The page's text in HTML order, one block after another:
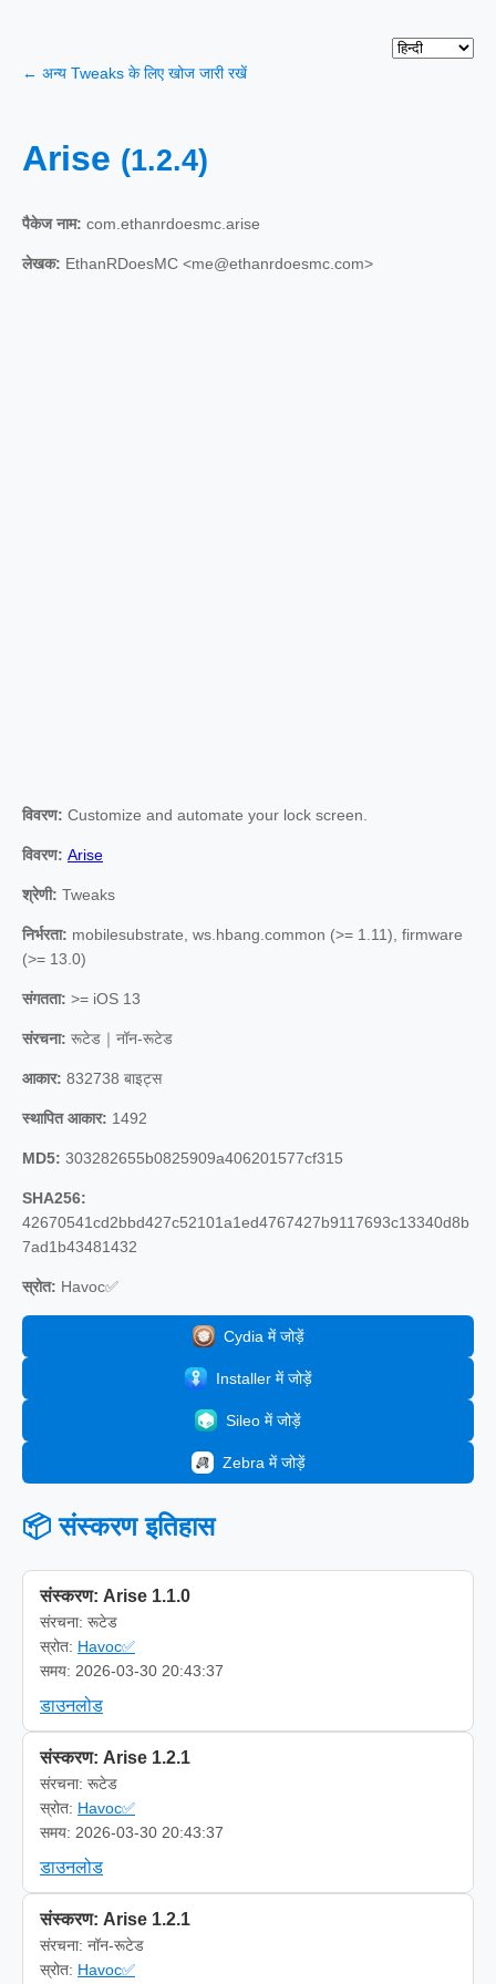
← अन्य Tweaks के लिए खोज जारी रखें
Arise (1.2.4)
पैकेज नाम: com.ethanrdoesmc.arise
लेखक: EthanRDoesMC <me@ethanrdoesmc.com>
विवरण: Customize and automate your lock screen.
विवरण: Arise
श्रेणी: Tweaks
निर्भरता: mobilesubstrate, ws.hbang.common (>= 1.11), firmware
(>= 13.0)
संगतता: >= iOS 13
संरचना: रूटेड｜नॉन-रूटेड
आकार: 832738 बाइट्स
स्थापित आकार: 1492
MD5: 303282655b0825909a406201577cf315
SHA256:
42670541cd2bbd427c52101a1ed4767427b9117693c13340d8b
7ad1b43481432
स्रोत: Havoc✅
Cydia में जोड़ें
Installer में जोड़ें
Sileo में जोड़ें
Zebra में जोड़ें
📦 संस्करण इतिहास
संस्करण: Arise 1.1.0
संरचना: रूटेड
स्रोत: Havoc✅
समय: 2026-03-30 20:43:37
डाउनलोड
संस्करण: Arise 1.2.1
संरचना: रूटेड
स्रोत: Havoc✅
समय: 2026-03-30 20:43:37
डाउनलोड
संस्करण: Arise 1.2.1
संरचना: नॉन-रूटेड
स्रोत: Havoc✅